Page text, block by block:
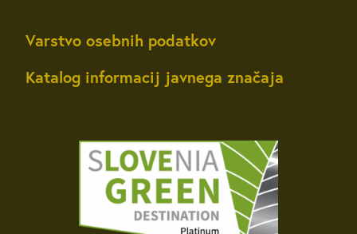
Varstvo osebnih podatkov
Katalog informacij javnega značaja